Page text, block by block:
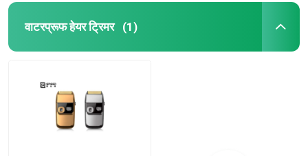
वाटरप्रूफ हेयर ट्रिमर (1)